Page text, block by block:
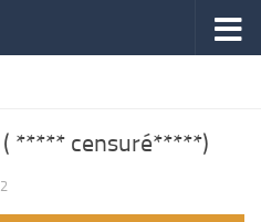
***** censuré*****)